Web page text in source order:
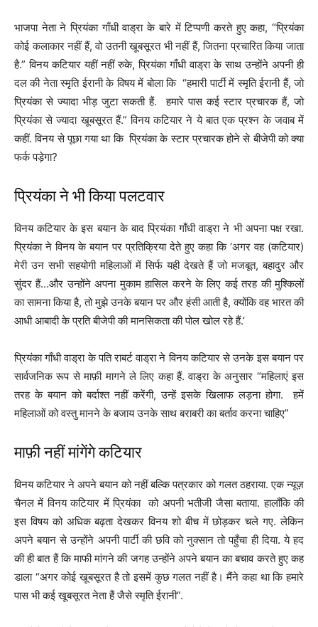
भाजपा नेता ने प्रियंका गाँधी वाड्रा के बारे में टिप्पणी करते हुए कहा, “प्रियंका
कोई कलाकार नहीं हैं, वो उतनी खूबसूरत भी नहीं हैं, जितना प्रचारित किया जाता
है.” विनय कटियार यहीं नहीं रुके, प्रियंका गाँधी वाड्रा के साथ उन्होंने अपनी ही
दल की नेता स्मृति ईरानी के विषय में बोला कि “हमारी पार्टी में स्मृति ईरानी हैं, जो
प्रियंका से ज्यादा भीड़ जुटा सकती हैं. हमारे पास कई स्टार प्रचारक हैं, जो
प्रियंका से ज्यादा खूबसूरत हैं.” विनय कटियार ने ये बात एक प्रश्न के जवाब में
कहीं. विनय से पूछा गया था कि प्रियंका के स्टार प्रचारक होने से बीजेपी को क्या
फर्क पड़ेगा?
प्रियंका ने भी किया पलटवार
विनय कटियार के इस बयान के बाद प्रियंका गाँधी वाड्रा ने भी अपना पक्ष रखा.
प्रियंका ने विनय के बयान पर प्रतिक्रिया देते हुए कहा कि ‘अगर वह (कटियार)
मेरी उन सभी सहयोगी महिलाओं में सिर्फ यही देखते हैं जो मजबूत, बहादुर और
सुंदर हैं…और उन्होंने अपना मुकाम हासिल करने के लिए कई तरह की मुश्किलों
का सामना किया है, तो मुझे उनके बयान पर और हंसी आती है, क्योंकि वह भारत की
आधी आबादी के प्रति बीजेपी की मानसिकता की पोल खोल रहे हैं.’
प्रियंका गाँधी वाड्रा के पति राबर्ट वाड्रा ने विनय कटियार से उनके इस बयान पर
सार्वजनिक रूप से माफ़ी मागने ले लिए कहा हैं. वाड्रा के अनुसार “महिलाएं इस
तरह के बयान को बर्दाश्त नहीं करेंगी, उन्हें इसके खिलाफ लड़ना होगा. हमें
महिलाओं को वस्तु मानने के बजाय उनके साथ बराबरी का बर्ताव करना चाहिए”
माफ़ी नहीं मांगेंगे कटियार
विनय कटियार ने अपने बयान को नहीं बल्कि पत्रकार को गलत ठहराया. एक न्यूज़
चैनल में विनय कटियार में प्रियंका को अपनी भतीजी जैसा बताया. हालाँकि की
इस विषय को अधिक बढ़ता देखकर विनय शो बीच में छोड़कर चले गए. लेकिन
अपने बयान से उन्होंने अपनी पार्टी की छवि को नुक्सान तो पहुँचा ही दिया. ये हद
की ही बात हैं कि माफी मांगने की जगह उन्होंने अपने बयान का बचाव करते हुए कह
डाला “अगर कोई खूबसूरत है तो इसमें कुछ गलत नहीं है। मैंने कहा था कि हमारे
पास भी कई खूबसूरत नेता हैं जैसे स्मृति ईरानी”.